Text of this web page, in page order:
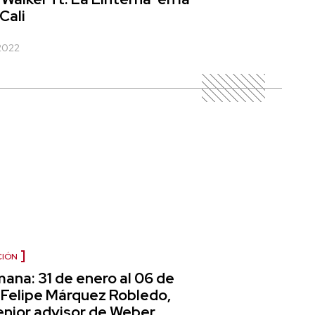
31 de enero al 06 de
Márquez Robledo,